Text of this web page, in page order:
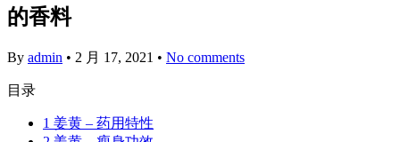
的香料
By admin • 2 月 17, 2021 • No comments
目录
1 姜黄 – 药用特性